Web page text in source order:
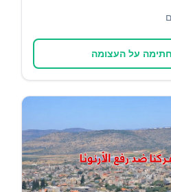
חתימה על העצומה